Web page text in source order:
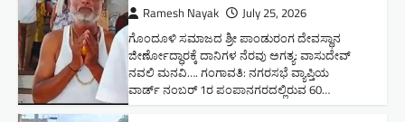
Ramesh Nayak July 25, 2026
ಗೊಂದೂಳಿ ಸಮಾಜದ ಶ್ರೀ ಪಾಂಡುರಂಗ ದೇವಸ್ಥಾನ
ಜೀರ್ಣೋದ್ಧಾರಕ್ಕೆ ದಾನಿಗಳ ನೆರವು ಅಗತ್ಯ: ವಾಸುದೇವ್
ನವಲಿ ಮನವಿ​…. ಗಂಗಾವತಿ: ​ನಗರಸಭೆ ವ್ಯಾಪ್ತಿಯ
ವಾರ್ಡ್ ನಂಬರ್ 1ರ ಪಂಪಾನಗರದಲ್ಲಿರುವ 60…